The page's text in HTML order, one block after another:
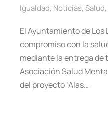
Igualdad, Noticias, Salud,
El Ayuntamiento de
compromiso con la
mediante la entrega de
Asociación Salud
del proyecto ‘Alas…